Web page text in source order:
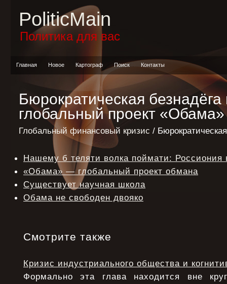
PoliticMain
Политика для вас
Главная Новое Картограф Поиск Контакты
Бюрократическая
глобальный проект «Обама»
Глобальный финансовый кризис /
Нашему б теляти волка поймати: Россиония
«Обама» — глобальный проект обмана
Существует научная школа
Обама не свободен двояко
Смотрите также
Кризис индустриального общества и
Формально эта глава находится вне